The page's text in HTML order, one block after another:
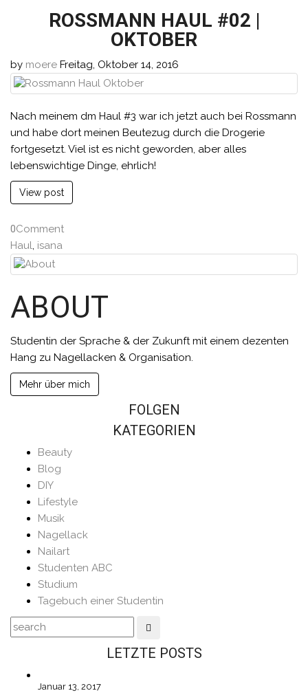
ROSSMANN HAUL #02 |
OKTOBER
by moere Freitag, Oktober 14, 2016
Nach meinem dm Haul #3 war ich jetzt auch bei Rossmann
und habe dort meinen Beutezug durch die Drogerie
fortgesetzt. Viel ist es nicht geworden, aber alles
lebenswichtige Dinge, ehrlich!
View post
0Comment
Haul, isana
ABOUT
Studentin der Sprache & der Zukunft mit einem dezenten
Hang zu Nagellacken & Organisation.
Mehr über mich
FOLGEN
KATEGORIEN
Beauty
Blog
DIY
Lifestyle
Musik
Nagellack
Nailart
Studenten ABC
Studium
Tagebuch einer Studentin
LETZTE POSTS
Januar 13, 2017